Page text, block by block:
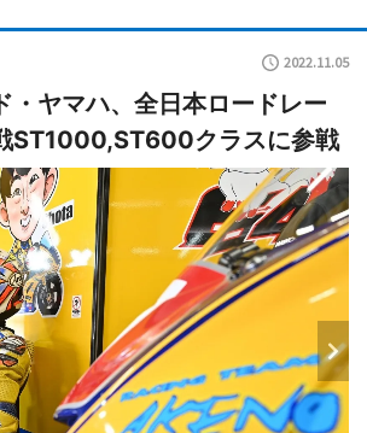
2022.11.05
・ヤマハ、全日本ロードレー
ST1000,ST600クラスに参戦